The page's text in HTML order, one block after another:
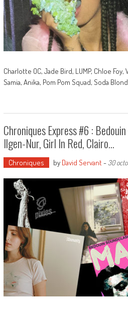
Charlotte OC, Jade Bird, LUMP, Chloe Foy,
Samia, Anika, Pom Pom Squad, Soda
Chroniques Express #6 :
Ilgen-Nur, Girl In Red, Clairo…
Chroniques by David Servant- 30